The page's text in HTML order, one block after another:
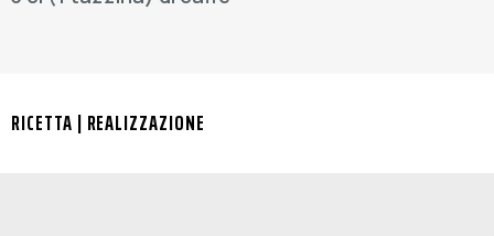
RICETTA | REALIZZAZIONE